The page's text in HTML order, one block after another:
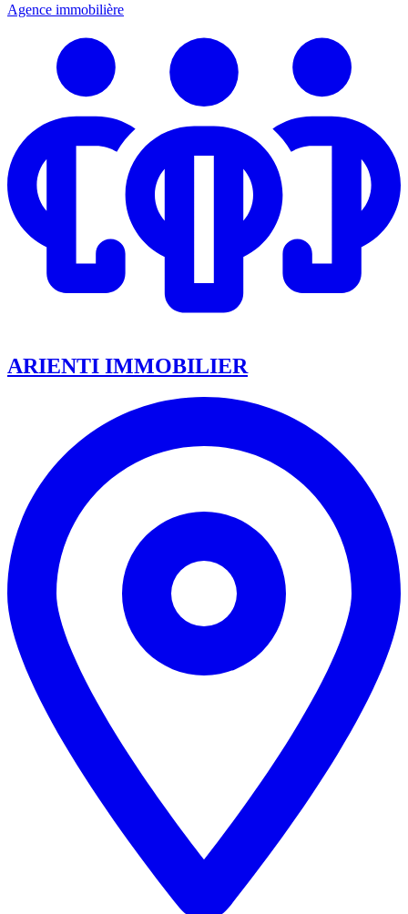
Agence immobilière
ARIENTI IMMOBILIER